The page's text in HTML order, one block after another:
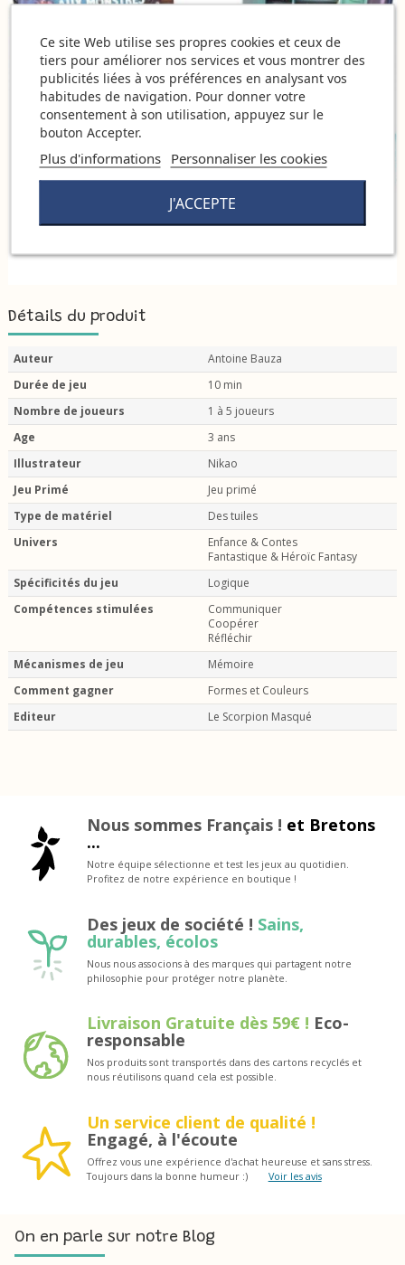
Détails du produit
Auteur
Antoine Bauza
Durée de jeu
10 min
Nombre de joueurs
1 à 5 joueurs
Age
3 ans
Illustrateur
Nikao
Jeu Primé
Jeu primé
Type de matériel
Des tuiles
Univers
Enfance & Contes
Fantastique & Héroïc Fantasy
Spécificités du jeu
Logique
Compétences stimulées
Communiquer
Coopérer
Réfléchir
Mécanismes de jeu
Mémoire
Comment gagner
Formes et Couleurs
Editeur
Le Scorpion Masqué
Nous sommes Français ! et Bretons
...
Notre équipe sélectionne et test les jeux au quotidien.
Profitez de notre expérience en boutique !
Des jeux de société ! Sains,
durables, écolos
Nous nous associons à des marques qui partagent notre
philosophie pour protéger notre planète.
Livraison Gratuite dès 59€ ! Eco-
responsable
Nos produits sont transportés dans des cartons recyclés et
nous réutilisons quand cela est possible.
Un service client de qualité !
Engagé, à l'écoute
Offrez vous une expérience d'achat heureuse et sans stress.
Toujours dans la bonne humeur :)
Voir les avis
On en parle sur notre Blog
Ce site Web utilise ses propres cookies et ceux de
tiers pour améliorer nos services et vous montrer des
publicités liées à vos préférences en analysant vos
habitudes de navigation. Pour donner votre
consentement à son utilisation, appuyez sur le
bouton Accepter.
Plus d'informations Personnaliser les cookies
J'ACCEPTE